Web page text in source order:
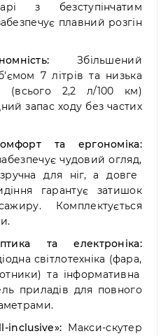
з безступінчатим
плавний розгін
Збільшений
7 літрів та низька
(всього 2,2 л/100 км)
запас ходу без частих
та ергономіка:
чудовий огляд,
для ніг,а довге
гарантує затишок
Комплектується
та електроніка:
світлотехніка (фара,
та інформативна
приладів для повного
inclusive»: Макси-скутер